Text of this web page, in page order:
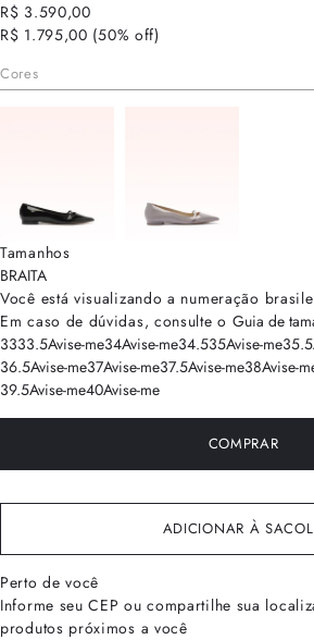
R$ 3.590,00
R$ 1.795,00 (50% off)
Cores
Tamanhos
BRAITA
Você está visualizando a numeração
Em caso de dúvidas, consulte o Guia de
3333.5Avise-me34Avise-me34.535Avise-me35.5
36.5Avise-me37Avise-me37.5Avise-me38Avise-
39.5Avise-me40Avise-me
COMPRAR
ADICIONAR À
Perto de você
Informe seu CEP ou compartilhe sua
produtos próximos a você